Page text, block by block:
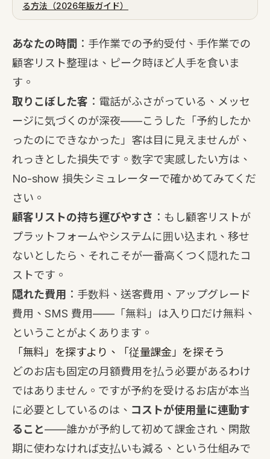
る方法（2026年版ガイド）
あなたの時間 ：手作業での予約受付、手作業での
顧客リスト整理は、ピーク時ほど人手を食いま
す。
取りこぼした客 ：電話がふさがっている、メッセ
ージに気づくのが深夜——こうした「予約したか
ったのにできなかった」客は目に見えませんが、
れっきとした損失です。数字で実感したい方は、
No-show 損失シミュレーターで確かめてみてくだ
さい。
顧客リストの持ち運びやすさ ：もし顧客リストが
プラットフォームやシステムに囲い込まれ、移せ
ないとしたら、それこそが一番高くつく隠れたコ
ストです。
隠れた費用 ：手数料、送客費用、アップグレード
費用、SMS 費用——「無料」は入り口だけ無料、
ということがよくあります。
「無料」を探すより、「従量課金」を探そう
どのお店も固定の月額費用を払う必要があるわけ
ではありません。ですが予約を受けるお店が本当
に必要としているのは、 コストが使用量に連動す
ること——誰かが予約して初めて課金され、閑散
期に使わなければ支払いも減る、という仕組みで